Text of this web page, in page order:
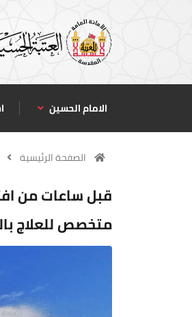
الامام الحسين
الصفحة الرئيسية
قبل ساعات من
متخصص للعلاج